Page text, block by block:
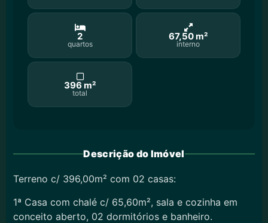
2
quartos
67,50 m²
interno
396 m²
total
Descrição do Imóvel
Terreno c/ 396,00m² com 02 casas:
1ª Casa com chalé c/ 65,60m², sala e cozinha em
conceito aberto, 02 dormitórios e banheiro.